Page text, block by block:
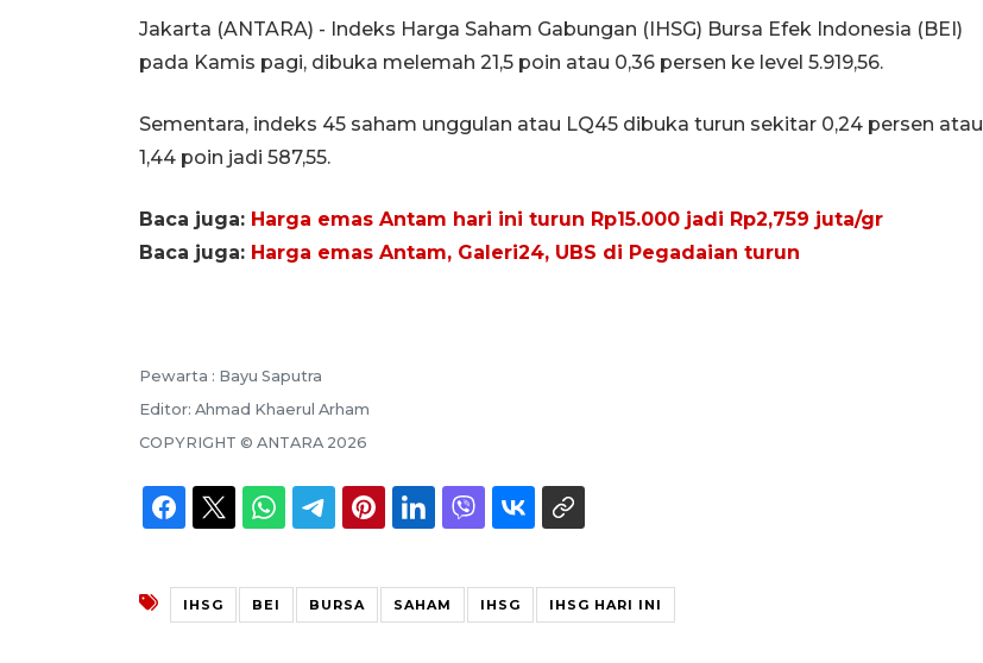
Jakarta (ANTARA) - Indeks Harga Saham Gabungan (IHSG) Bursa Efek Indonesia (BEI)
pada Kamis pagi, dibuka melemah 21,5 poin atau 0,36 persen ke level 5.919,56.
Sementara, indeks 45 saham unggulan atau LQ45 dibuka turun sekitar 0,24 persen atau
1,44 poin jadi 587,55.
Baca juga: Harga emas Antam hari ini turun Rp15.000 jadi Rp2,759 juta/gr
Baca juga: Harga emas Antam, Galeri24, UBS di Pegadaian turun
Pewarta : Bayu Saputra
Editor: Ahmad Khaerul Arham
COPYRIGHT © ANTARA 2026
IHSG BEI BURSA SAHAM IHSG IHSG HARI INI